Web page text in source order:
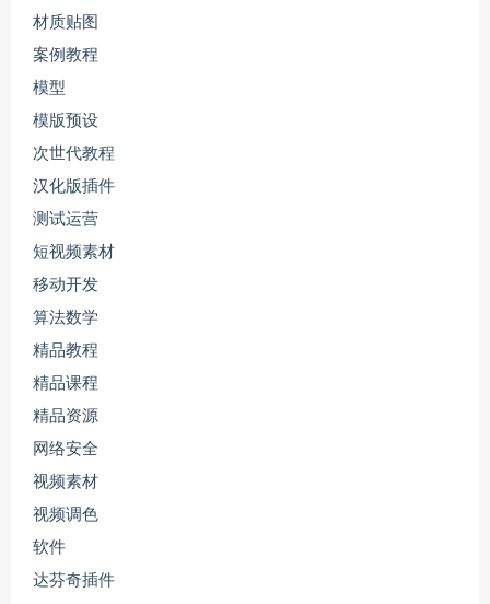
材质贴图
案例教程
模型
模版预设
次世代教程
汉化版插件
测试运营
短视频素材
移动开发
算法数学
精品教程
精品课程
精品资源
网络安全
视频素材
视频调色
软件
达芬奇插件